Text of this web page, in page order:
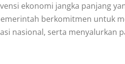
ekonomi jangka panjang
berkomitmen untuk
nasional, serta menyalurkan